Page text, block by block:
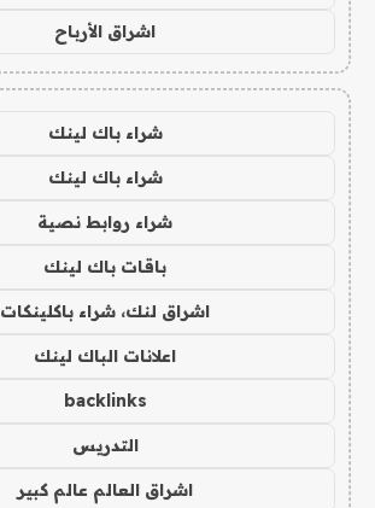
اشراق الأرباح
شراء باك لينك
شراء باك لينك
شراء روابط نصية
باقات باك لينك
اشراق لنك، شراء باكلينكات
اعلانات الباك لينك
backlinks
التدريس
اشراق العالم عالم كبير